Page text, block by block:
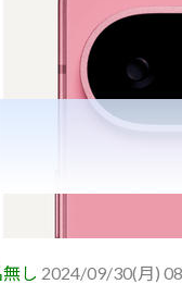
し 2024/09/30(月)